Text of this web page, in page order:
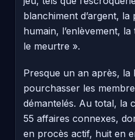
blanchiment d’argent,
humain, l’enlèvement,
le meurtre ».
Presque un an après, la
pourchasser les
démantelés. Au total, la
55 affaires connexes,
en procès actif, huit en